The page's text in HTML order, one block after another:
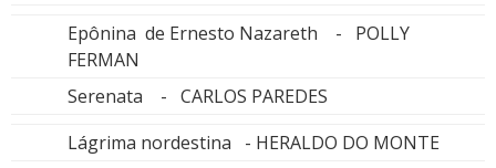
Epônina de Ernesto Nazareth - POLLY
FERMAN
Serenata - CARLOS PAREDES
Lágrima nordestina - HERALDO DO MONTE